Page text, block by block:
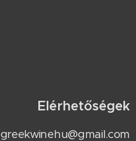
Elérhetőségek